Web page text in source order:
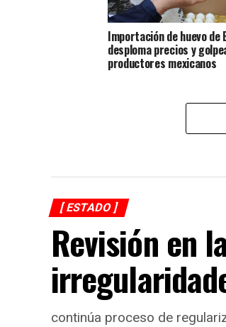
Importación de huevo de
desploma precios y
productores mexicanos
[ ESTADO ]
Revisión en
continúa proceso de